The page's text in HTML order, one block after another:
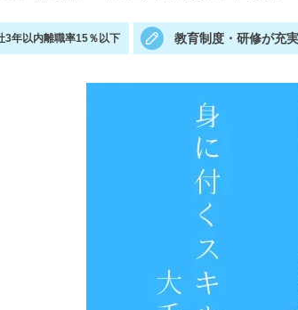
3年以内離職率15％以下 教育制度・研修が充実